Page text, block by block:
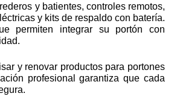
y batientes, controles remotos,
y kits de respaldo con batería.
permiten integrar su portón con
y renovar productos para portones
profesional garantiza que cada